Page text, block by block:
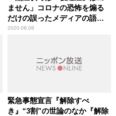
ません」コロナの恐怖を煽る
だけの誤ったメディアの語法
に辛坊治郎が異議
2020.08.08
緊急事態宣言『解除すべ
き』“3割”の世論のなか『解除